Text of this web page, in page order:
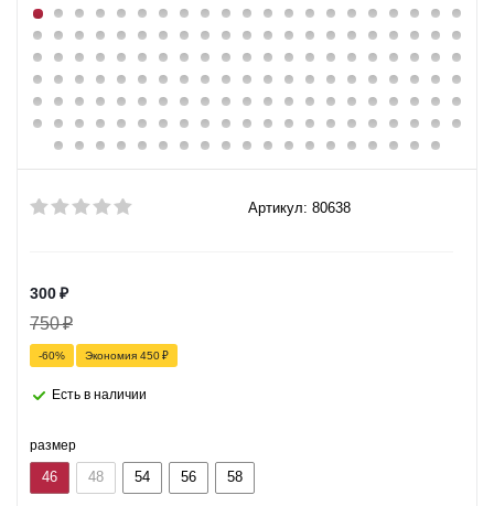
Артикул: 80638
300₽
750₽
-60% Экономия 450₽
Есть в наличии
размер
46 48 54 56 58